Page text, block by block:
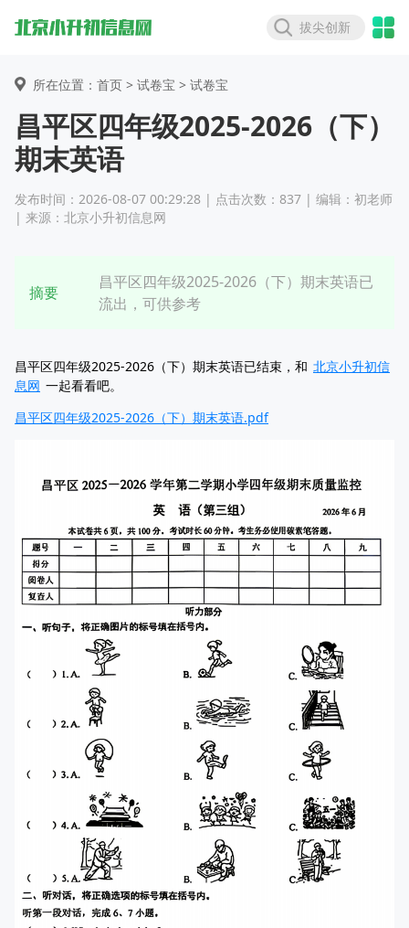
拔尖创新
所在位置：首页 > 试卷宝 > 试卷宝
昌平区四年级2025-2026（下）
期末英语
发布时间：2026-08-07 00:29:28 | 点击次数：837 | 编辑：初老师
| 来源：北京小升初信息网
摘要
昌平区四年级2025-2026（下）期末英语已
流出，可供参考
昌平区四年级2025-2026（下）期末英语已结束，和 北京小升初信
息网 一起看看吧。
昌平区四年级2025-2026（下）期末英语.pdf